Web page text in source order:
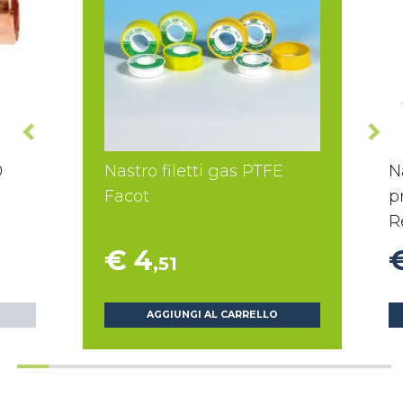
Nastro filetti gas PTFE
Facot
€ 4,51
AGGIUNGI AL CARRELLO